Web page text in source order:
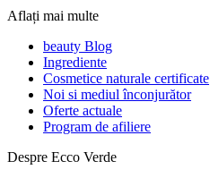
Aflați mai multe
beauty Blog
Ingrediente
Cosmetice naturale certificate
Noi si mediul înconjurător
Oferte actuale
Program de afiliere
Despre Ecco Verde